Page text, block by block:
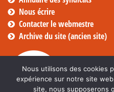
Nous écrire
Contacter le webmestre
Archive du site (ancien site)
Nous utilisons des cookies
expérience sur notre site
site, nous supposerons